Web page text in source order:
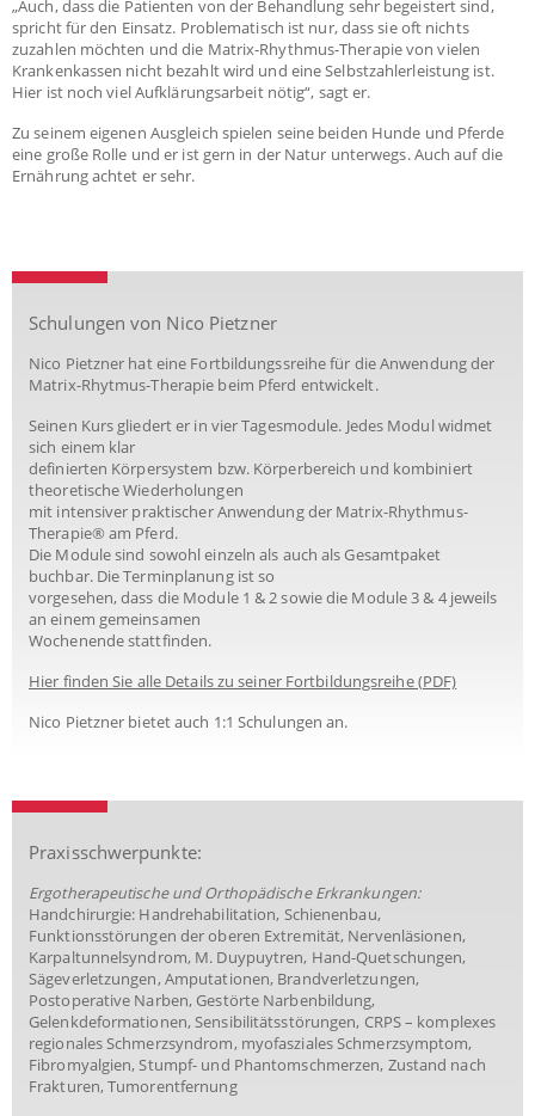
„Auch, dass die Patienten von der Behandlung sehr begeistert sind,
spricht für den Einsatz. Problematisch ist nur, dass sie oft nichts
zuzahlen möchten und die Matrix-Rhythmus-Therapie von vielen
Krankenkassen nicht bezahlt wird und eine Selbstzahlerleistung ist.
Hier ist noch viel Aufklärungsarbeit nötig“, sagt er.
Zu seinem eigenen Ausgleich spielen seine beiden Hunde und Pferde
eine große Rolle und er ist gern in der Natur unterwegs. Auch auf die
Ernährung achtet er sehr.
Schulungen von Nico Pietzner
Nico Pietzner hat eine Fortbildungssreihe für die Anwendung der
Matrix-Rhytmus-Therapie beim Pferd entwickelt.
Seinen Kurs gliedert er in vier Tagesmodule. Jedes Modul widmet
sich einem klar
definierten Körpersystem bzw. Körperbereich und kombiniert
theoretische Wiederholungen
mit intensiver praktischer Anwendung der Matrix-Rhythmus-
Therapie® am Pferd.
Die Module sind sowohl einzeln als auch als Gesamtpaket
buchbar. Die Terminplanung ist so
vorgesehen, dass die Module 1 & 2 sowie die Module 3 & 4 jeweils
an einem gemeinsamen
Wochenende stattfinden.
Hier finden Sie alle Details zu seiner Fortbildungsreihe (PDF)
Nico Pietzner bietet auch 1:1 Schulungen an.
Praxisschwerpunkte:
Ergotherapeutische und Orthopädische Erkrankungen:
Handchirurgie: Handrehabilitation, Schienenbau,
Funktionsstörungen der oberen Extremität, Nervenläsionen,
Karpaltunnelsyndrom, M. Duypuytren, Hand-Quetschungen,
Sägeverletzungen, Amputationen, Brandverletzungen,
Postoperative Narben, Gestörte Narbenbildung,
Gelenkdeformationen, Sensibilitätsstörungen, CRPS – komplexes
regionales Schmerzsyndrom, myofasziales Schmerzsymptom,
Fibromyalgien, Stumpf- und Phantomschmerzen, Zustand nach
Frakturen, Tumorentfernung